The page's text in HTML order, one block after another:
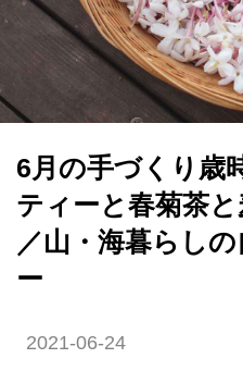
6月の手づくり歳
ティーと春菊茶と
／山・海暮らし
ー
2021-06-24